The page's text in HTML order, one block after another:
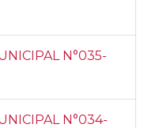
N°035-
N°034-